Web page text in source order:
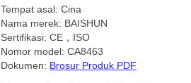
Tempat asal: Cina
Nama merek: BAISHUN
Sertifikasi: CE，ISO
Nomor model: CA8463
Dokumen: Brosur Produk PDF